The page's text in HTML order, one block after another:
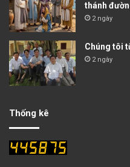
thánh
2 ngày
Chúng tôi
2 ngày
Thống kê